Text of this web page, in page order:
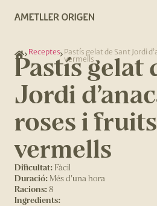
Receptes Pastís gelat de Sant Jordi
vermells
Pastís gelat
Jordi
roses i fruits
vermells
Dificultat: Fàcil
Duració: Més d'una hora
Racions:8
Ingredients: